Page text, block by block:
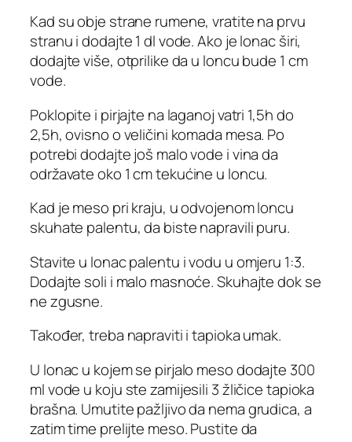
Kad su obje strane rumene, vratite na prvu
stranu i dodajte 1 dl vode. Ako je lonac širi,
dodajte više, otprilike da u loncu bude 1 cm
vode.
Poklopite i pirjajte na laganoj vatri 1,5h do
2,5h, ovisno o veličini komada mesa. Po
potrebi dodajte još malo vode i vina da
održavate oko 1 cm tekućine u loncu.
Kad je meso pri kraju, u odvojenom loncu
skuhate palentu, da biste napravili puru.
Stavite u lonac palentu i vodu u omjeru 1:3.
Dodajte soli i malo masnoće. Skuhajte dok se
ne zgusne.
Također, treba napraviti i tapioka umak.
U lonac u kojem se pirjalo meso dodajte 300
ml vode u koju ste zamijesili 3 žličice tapioka
brašna. Umutite pažljivo da nema grudica, a
zatim time prelijte meso. Pustite da